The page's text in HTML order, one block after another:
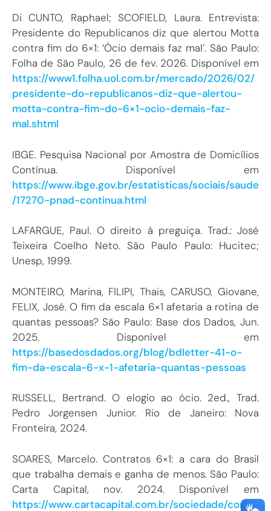
Di CUNTO, Raphael; SCOFIELD, Laura. Entrevista:
Presidente do Republicanos diz que alertou Motta
contra fim do 6×1: ‘Ócio demais faz mal’. São Paulo:
Folha de São Paulo, 26 de fev. 2026. Disponível em
https://www1.folha.uol.com.br/mercado/2026/02/
presidente-do-republicanos-diz-que-alertou-
motta-contra-fim-do-6×1-ocio-demais-faz-
mal.shtml
IBGE. Pesquisa Nacional por Amostra de Domicílios
Contínua. Disponível em
https://www.ibge.gov.br/estatisticas/sociais/saude
/17270-pnad-continua.html
LAFARGUE, Paul. O direito à preguiça. Trad.: José
Teixeira Coelho Neto. São Paulo Paulo: Hucitec;
Unesp, 1999.
MONTEIRO, Marina, FILIPI, Thais, CARUSO, Giovane,
FELIX, José. O fim da escala 6×1 afetaria a rotina de
quantas pessoas? São Paulo: Base dos Dados, Jun.
2025. Disponível em
https://basedosdados.org/blog/bdletter-41-o-
fim-da-escala-6-x-1-afetaria-quantas-pessoas
RUSSELL, Bertrand. O elogio ao ócio. 2ed., Trad.
Pedro Jorgensen Junior. Rio de Janeiro: Nova
Fronteira, 2024.
SOARES, Marcelo. Contratos 6×1: a cara do Brasil
que trabalha demais e ganha de menos. São Paulo:
Carta Capital, nov. 2024. Disponível em
https://www.cartacapital.com.br/sociedade/contr